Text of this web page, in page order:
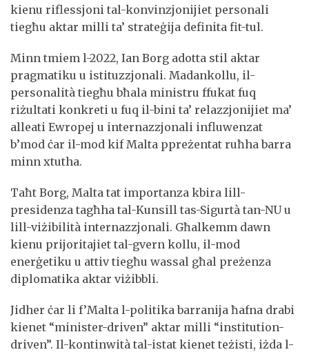
kienu riflessjoni tal-konvinzjonijiet personali
tiegħu aktar milli ta’ strateġija definita fit-tul.
Minn tmiem l-2022, Ian Borg adotta stil aktar
pragmatiku u istituzzjonali. Madankollu, il-
personalità tiegħu bħala ministru ffukat fuq
riżultati konkreti u fuq il-bini ta’ relazzjonijiet ma’
alleati Ewropej u internazzjonali influwenzat
b’mod ċar il-mod kif Malta ppreżentat ruħha barra
minn xtutha.
Taħt Borg, Malta tat importanza kbira lill-
presidenza tagħha tal-Kunsill tas-Sigurtà tan-NU u
lill-viżibilità internazzjonali. Għalkemm dawn
kienu prijoritajiet tal-gvern kollu, il-mod
enerġetiku u attiv tiegħu wassal għal preżenza
diplomatika aktar viżibbli.
Jidher ċar li f’Malta l-politika barranija ħafna drabi
kienet “minister-driven” aktar milli “institution-
driven”. Il-kontinwità tal-istat kienet teżisti, iżda l-